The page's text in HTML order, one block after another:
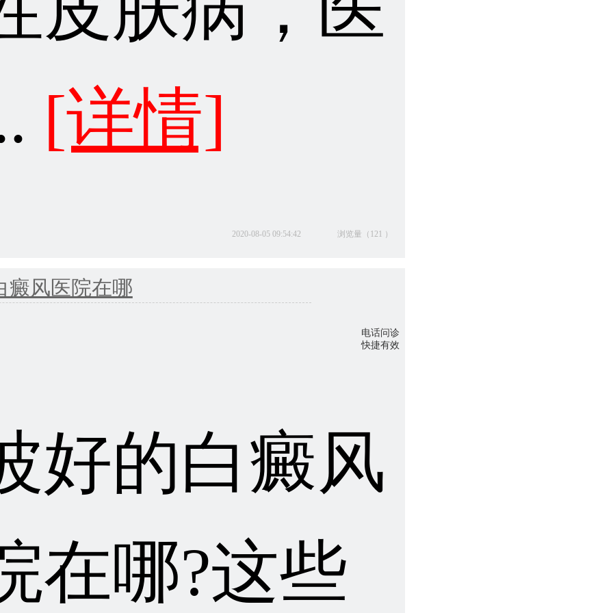
[详情]
2020-08-05 09:54:42 浏览量（121 ）
癜风医院在哪
电话问诊
快捷有效
好的白癜风
在哪?这些